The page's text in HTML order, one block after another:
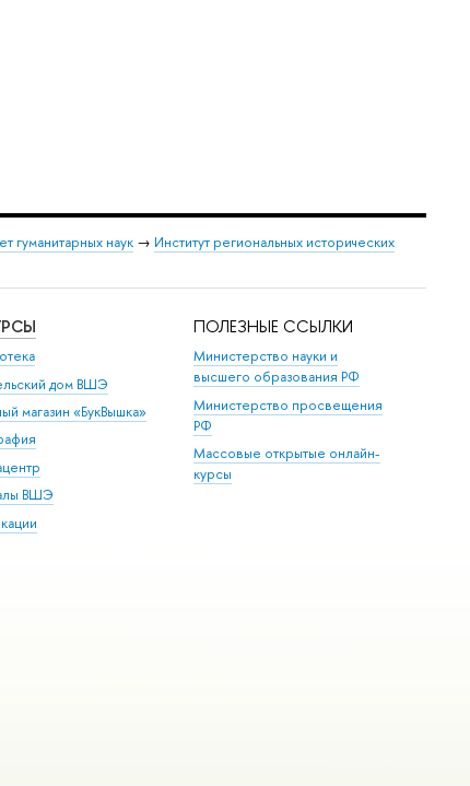
гуманитарных наук → Институт региональных исторических
дом ВШЭ
магазин «БукВышка»
ВШЭ
ПОЛЕЗНЫЕ ССЫЛКИ
Министерство науки и
высшего образования РФ
Министерство просвещения
РФ
Массовые открытые онлайн-
курсы